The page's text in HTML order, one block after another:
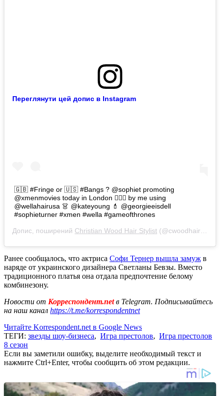
Переглянути цей допис в Instagram
🇬🇧 #Fringe or 🇺🇸 #Bangs ? @sophiet promoting
@xmenmovies today in London 💇🏼‍♀️ by me using
@wellahairusa 👗 @kateyoung 💄 @georgieeisdell
#sophieturner #xmen #wella #gameofthrones
Допис, поширений Christian Wood Hair Stylist (@cwoodhair) 23
Ранее сообщалось, что актриса Софи Тернер вышла замуж в
наряде от украинского дизайнера Светланы Бевзы. Вместо
традиционного платья она отдала предпочтение белому
комбинезону.
Новости от Корреспондент.netв Telegram. Подписывайтесь
на наш канал https://t.me/korrespondentnet
Читайте Korrespondent.net в Google News
ТЕГИ: звезды шоу-бизнеса, Игра престолов, Игра престолов
8 сезон
Если вы заметили ошибку, выделите необходимый текст и
нажмите Ctrl+Enter, чтобы сообщить об этом редакции.